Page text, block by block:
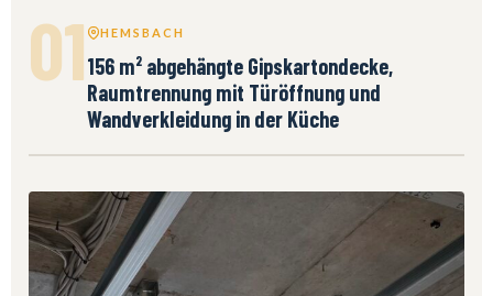
01 HEMSBACH
156 m² abgehängte Gipskartondecke,
Raumtrennung mit Türöffnung und
Wandverkleidung in der Küche